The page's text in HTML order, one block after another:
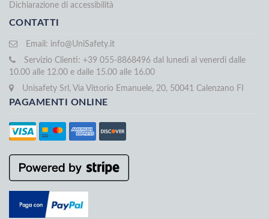
Dichiarazione di accessibilità
CONTATTI
Email: info@UniSafety.it
Servizio Clienti: +39 055-8868496 dal lunedi al venerdi dalle
10.00 alle 12.00 e dalle 15.00 alle 16.00
Unisafety Srl, Via Vittorio Emanuele, 20, 50041 Calenzano FI
PAGAMENTI ONLINE